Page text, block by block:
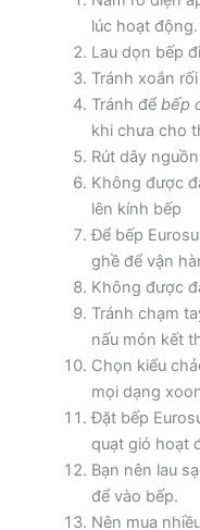
lúc hoạt động.
Lau dọn bếp
Tránh xoắn
Tránh để bếp
khi chưa cho
Rút dây
Không được
lên kính bếp
Để bếp
ghề để vận
Không được
Tránh chạm
nấu món kết
Chọn kiểu
mọi dạng
Đặt bếp
quạt gió hoạt
Bạn nên lau
để vào bếp.
Nên mua